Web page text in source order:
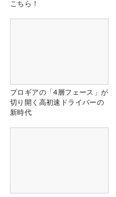
こちら！
プロギアの「4層フェース」が
切り開く高初速ドライバーの
新時代